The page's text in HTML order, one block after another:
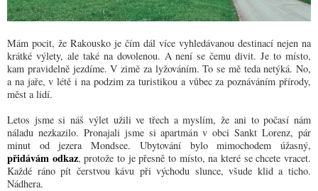
Mám pocit, že Rakousko je čím dál více vyhledávanou destinací nejen na
krátké výlety, ale také na dovolenou. A není se čemu divit. Je to místo,
kam pravidelně jezdíme. V zimě za lyžováním. To se mě teda netýká. No,
a na jaře, v létě i na podzim za turistikou a vůbec za poznáváním přírody,
měst a lidí.
Letos jsme si náš výlet užili ve třech a myslím, že ani to počasí nám
náladu nezkazilo. Pronajali jsme si apartmán v obci Sankt Lorenz, pár
minut od jezera Mondsee. Ubytování bylo mimochodem úžasný,
přidávám odkaz, protože to je přesně to místo, na které se chcete vracet.
Každé ráno pít čerstvou kávu při východu slunce, všude klid a ticho.
Nádhera.